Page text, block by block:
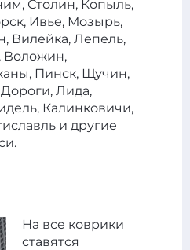
Столин, Копыль,
Ивье, Мозырь,
Вилейка, Лепель,
Воложин,
Пинск, Щучин,
Лида,
Калинковичи,
и другие
На все коврики
ставятся